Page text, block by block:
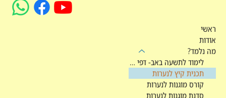
ראשי
אודות
מה נלמד?
לימוד לתשעה באב- דפי מקורות
תכנית קיץ לנערות
קורס מוגנות לנערות
סדנת מוגנות לנערות